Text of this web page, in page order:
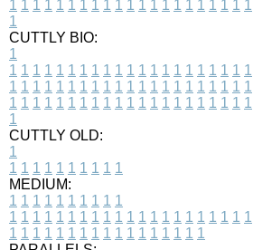
1 1 1 1 1 1 1 1 1 1 1 1 1 1 1 1 1 1 1 1 1
1
CUTTLY BIO:
1
1 1 1 1 1 1 1 1 1 1 1 1 1 1 1 1 1 1 1 1 1
1 1 1 1 1 1 1 1 1 1 1 1 1 1 1 1 1 1 1 1 1
1 1 1 1 1 1 1 1 1 1 1 1 1 1 1 1 1 1 1 1 1
1
CUTTLY OLD:
1
1 1 1 1 1 1 1 1 1 1
MEDIUM:
1 1 1 1 1 1 1 1 1 1
1 1 1 1 1 1 1 1 1 1 1 1 1 1 1 1 1 1 1 1 1
1 1 1 1 1 1 1 1 1 1 1 1 1 1 1 1 1